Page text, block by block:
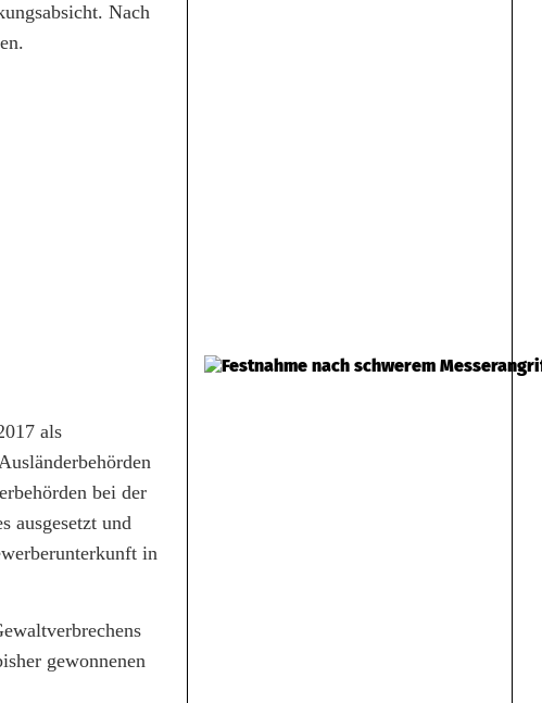
Nach
als
bei der
ausgesetzt und
in
gewonnenen